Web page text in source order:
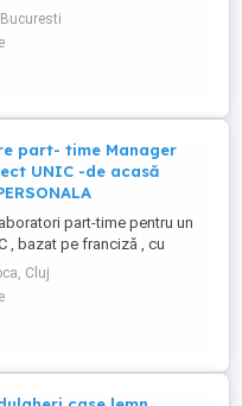
Minim 18 ani Mijloc de
(mașină, scuter,
bicicletă) Telefon mobil
part- time Manager
UNIC -de acasă
part-time pentru un
, bazat pe franciză , cu
a lucra de acasă. în județ
din apropiere, Domeniile
si publicitate , wellness .
Cluj